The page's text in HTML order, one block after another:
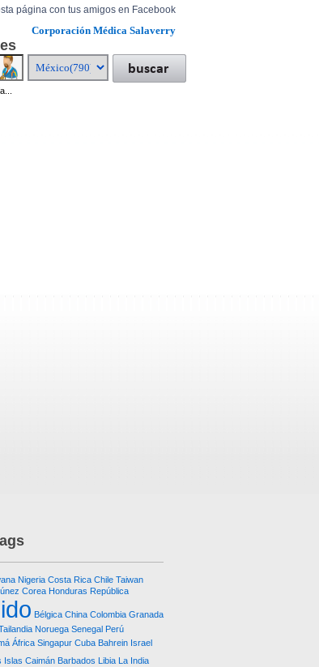
Corporación Médica Salaverry
Nigeria Costa Rica Chile Taiwan
Corea Honduras República
Bélgica China Colombia Granada
Noruega Senegal Perú
África Singapur Cuba Bahrein Israel
Islas Caimán Barbados Libia La India
página con tus amigos en Facebook